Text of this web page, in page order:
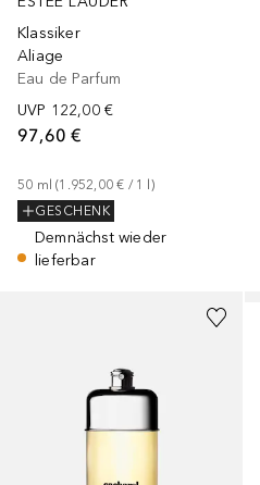
Klassiker
Aliage
Eau de Parfum
UVP 122,00 €
97,60 €
50 ml (1.952,00 € / 1
)
GESCHENK
Demnächst wieder
lieferbar